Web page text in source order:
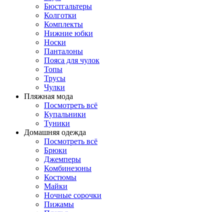
Бюстгальтеры
Колготки
Комплекты
Нижние юбки
Носки
Панталоны
Поясa для чулок
Топы
Трусы
Чулки
Пляжная мода
Посмотреть всё
Купальники
Туники
Домашняя одежда
Посмотреть всё
Брюки
Джемперы
Комбинезоны
Костюмы
Майки
Ночные сорочки
Пижамы